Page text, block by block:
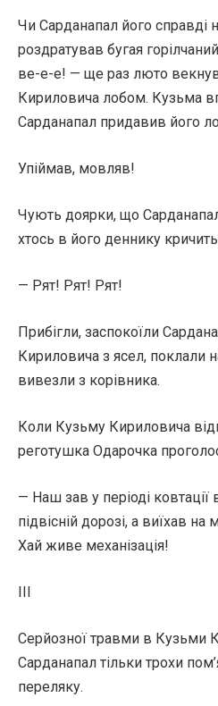
Чи Сарданапал його справді
роздратував бугая
ве-е-е! — ще раз люто
Кириловича лобом. Кузьма
Сарданапал придавив його
Упіймав, мовляв!
Чують доярки, що
хтось в його деннику кричить
— Рят! Рят! Рят!
Прибігли, заспокоїли
Кириловича з ясел, поклали
вивезли з корівника.
Коли Кузьму Кириловича
реготушка Одарочка
— Наш зав у періоді ковтації
підвісній дорозі, а виїхав на
Хай живе механізація!
ІІІ
Серйозної травми в Кузьми
Сарданапал тільки трохи
переляку.